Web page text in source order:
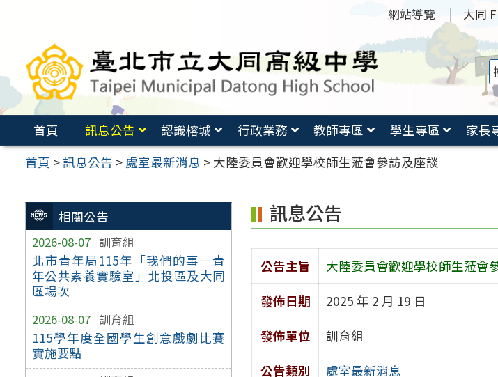
要
容
網站導覽 大同
首頁 訊息公告 認識榕城 行政業務 教師專區 學生專區 家長
首頁 >訊息公告 > 處室最新消息 > 大陸委員會歡迎學校師生蒞會參訪及座談
相關公告
2026-08-07 訓育組
北市青年局115年「我們的事—青
年公共素養實驗室」北投區及大同
區場次
2026-08-07 訓育組
115學年度全國學生創意戲劇比賽
實施要點
訊息公告
公告主旨
大陸委員會歡迎學校師生蒞會
發佈日期
2025 年 2 月 19 日
發佈單位
訓育組
公告類別
處室最新消息